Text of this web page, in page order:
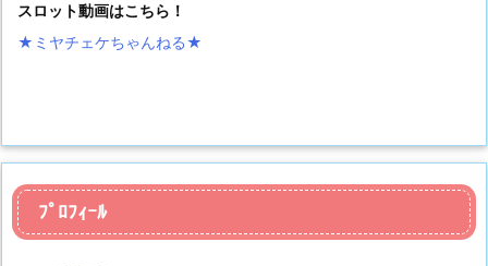
スロット動画はこちら！
★ミヤチェケちゃんねる★
ﾌﾟﾛﾌｨｰﾙ